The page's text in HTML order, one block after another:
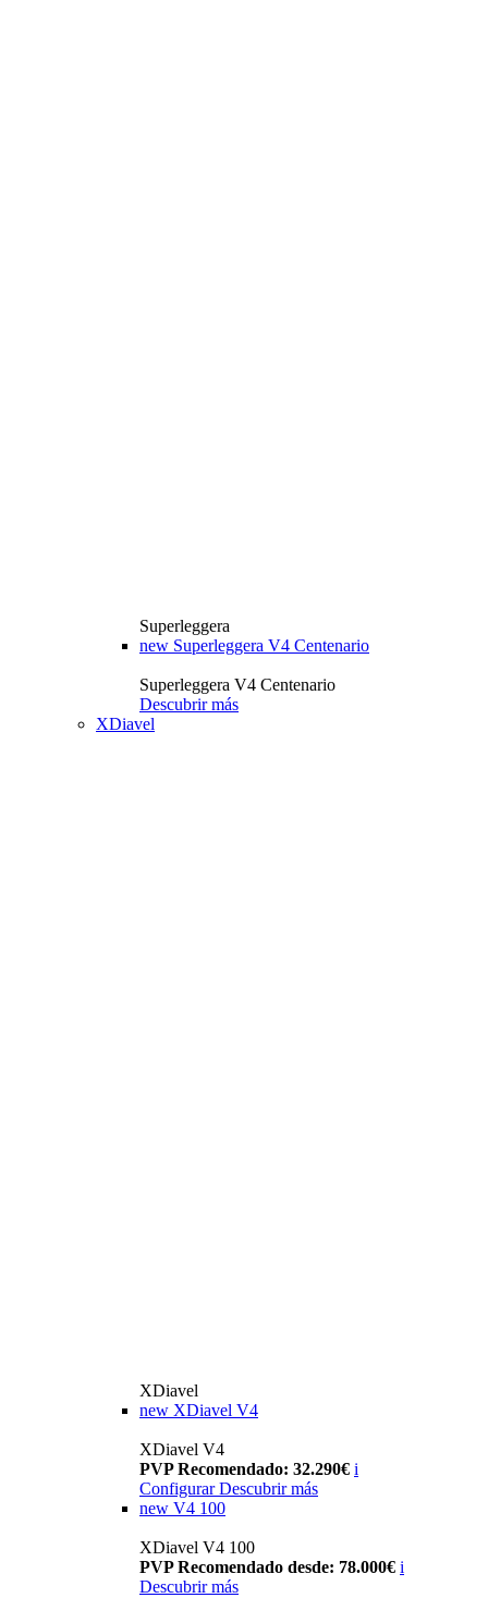
Superleggera
new Superleggera V4 Centenario
Superleggera V4 Centenario
Descubrir más
XDiavel
XDiavel
new XDiavel V4
XDiavel V4
PVP Recomendado: 32.290€ i
Configurar Descubrir más
new V4 100
XDiavel V4 100
PVP Recomendado desde: 78.000€ i
Descubrir más